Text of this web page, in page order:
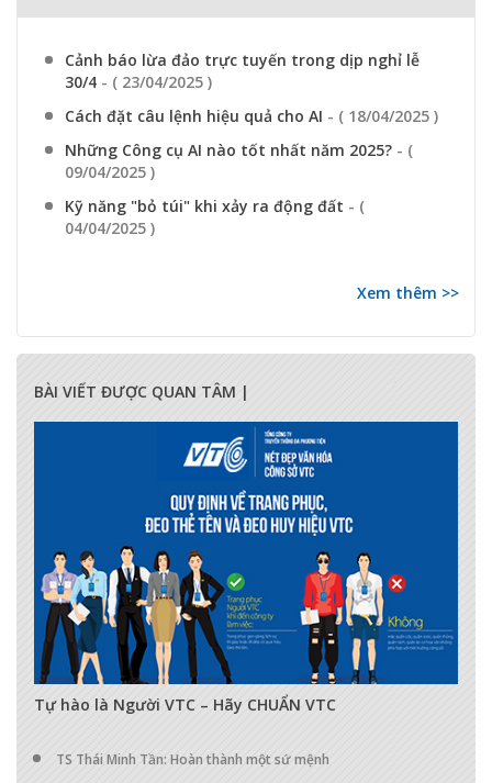
Cảnh báo lừa đảo trực tuyến trong dịp nghỉ lễ
30/4 - ( 23/04/2025 )
Cách đặt câu lệnh hiệu quả cho AI - ( 18/04/2025 )
Những Công cụ AI nào tốt nhất năm 2025? - (
09/04/2025 )
Kỹ năng "bỏ túi" khi xảy ra động đất - (
04/04/2025 )
Xem thêm >>
BÀI VIẾT ĐƯỢC QUAN TÂM |
Tự hào là Người VTC – Hãy CHUẨN VTC
TS Thái Minh Tần: Hoàn thành một sứ mệnh